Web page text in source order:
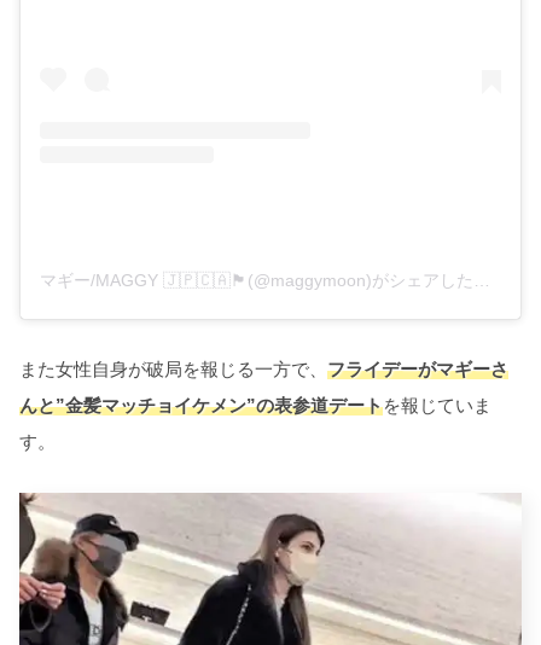
また女性自身が破局を報じる一方で、 フライデーがマギーさ
んと”金髪マッチョイケメン”の表参道デートを報じていま
す。